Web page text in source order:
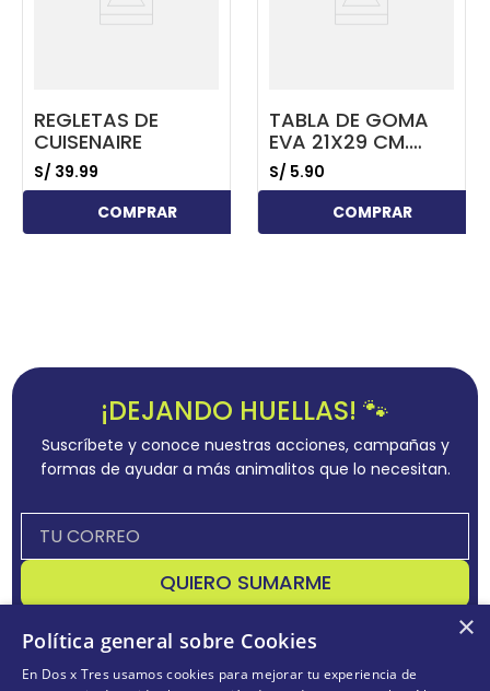
REGLETAS DE
CUISENAIRE
S/ 39.99
COMPRAR
TABLA DE GOMA
EVA 21X29 CM.
COLORES VARIOS
S/ 5.90
COMPRAR
¡DEJANDO HUELLAS! 🐾
Suscríbete y conoce nuestras acciones, campañas y
formas de ayudar a más animalitos que lo necesitan.
QUIERO SUMARME
×
Política general sobre Cookies
En Dos x Tres usamos cookies para mejorar tu experiencia de